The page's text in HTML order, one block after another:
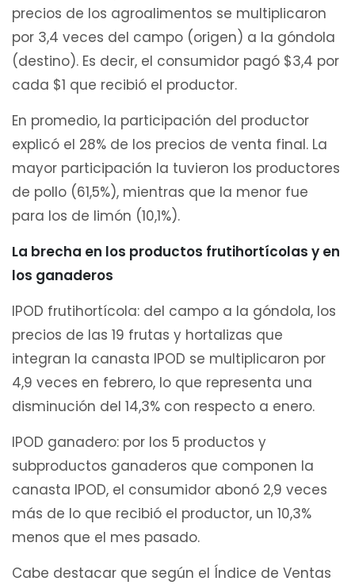
precios de los agroalimentos se multiplicaron
por 3,4 veces del campo (origen) a la góndola
(destino). Es decir, el consumidor pagó $3,4 por
cada $1 que recibió el productor.
En promedio, la participación del productor
explicó el 28% de los precios de venta final. La
mayor participación la tuvieron los productores
de pollo (61,5%), mientras que la menor fue
para los de limón (10,1%).
La brecha en los productos frutihortícolas y en
los ganaderos
IPOD frutihortícola: del campo a la góndola, los
precios de las 19 frutas y hortalizas que
integran la canasta IPOD se multiplicaron por
4,9 veces en febrero, lo que representa una
disminución del 14,3% con respecto a enero.
IPOD ganadero: por los 5 productos y
subproductos ganaderos que componen la
canasta IPOD, el consumidor abonó 2,9 veces
más de lo que recibió el productor, un 10,3%
menos que el mes pasado.
Cabe destacar que según el Índice de Ventas